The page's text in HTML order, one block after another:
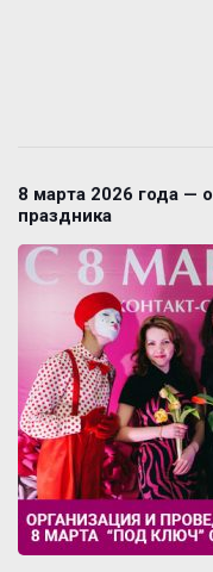
8 марта 2026 года —
праздника